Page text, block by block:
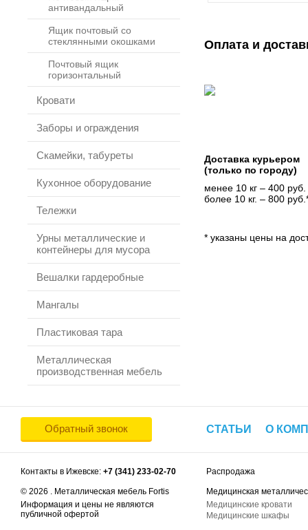
антивандальный
Ящик почтовый со
стеклянными окошками
Почтовый ящик
горизонтальный
Кровати
Заборы и ограждения
Скамейки, табуреты
Кухонное оборудование
Тележки
Урны металлические и
контейнеры для мусора
Вешалки гардеробные
Мангалы
Пластиковая тара
Металлическая
производственная мебель
Оплата и
Доставка курьером
(только по городу)
менее 10 кг – 400 руб.
более 10 кг. – 800
* указаны цены на
Обратный звонок СТАТЬИ О
Контакты в Ижевске: +7 (341) 233-02-70
© 2026 . Металлическая мебель Fortis
Информация и цены не являются
публичной офертой
Распродажа
Медицинская
Медицинские кровати
Медицинские шкафы